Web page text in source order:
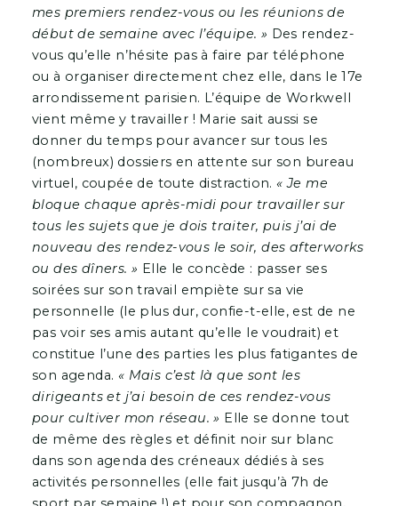
mes premiers rendez-vous ou les réunions de
début de semaine avec l’équipe. » Des rendez-
vous qu’elle n’hésite pas à faire par téléphone
ou à organiser directement chez elle, dans le 17e
arrondissement parisien. L’équipe de Workwell
vient même y travailler ! Marie sait aussi se
donner du temps pour avancer sur tous les
(nombreux) dossiers en attente sur son bureau
virtuel, coupée de toute distraction.« Je me
bloque chaque après-midi pour travailler sur
tous les sujets que je dois traiter, puis j’ai de
nouveau des rendez-vous le soir, des afterworks
ou des dîners. » Elle le concède : passer ses
soirées sur son travail empiète sur sa vie
personnelle (le plus dur, confie-t-elle, est de ne
pas voir ses amis autant qu’elle le voudrait) et
constitue l’une des parties les plus fatigantes de
son agenda. « Mais c’est là que sont les
dirigeants et j’ai besoin de ces rendez-vous
pour cultiver mon réseau. » Elle se donne tout
de même des règles et définit noir sur blanc
dans son agenda des créneaux dédiés à ses
activités personnelles (elle fait jusqu’à 7h de